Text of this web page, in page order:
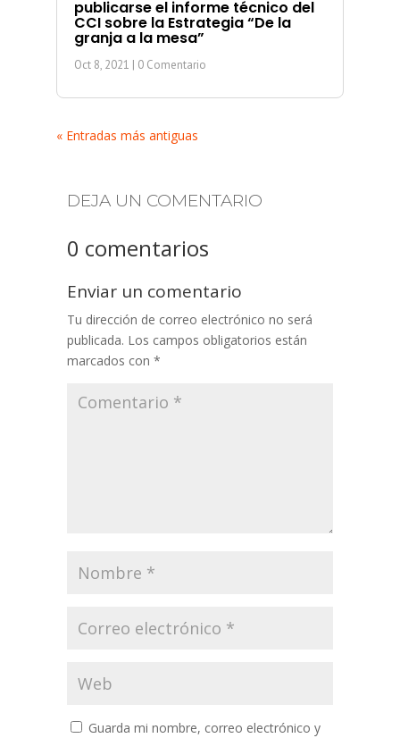
publicarse el informe técnico del
CCI sobre la Estrategia “De la
granja a la mesa”
Oct 8, 2021 | 0 Comentario
« Entradas más antiguas
DEJA UN COMENTARIO
0 comentarios
Enviar un comentario
Tu dirección de correo electrónico no será
publicada. Los campos obligatorios están
marcados con *
Guarda mi nombre, correo electrónico y